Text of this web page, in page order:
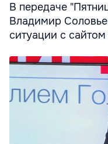
В передаче
Владимир
ситуации с